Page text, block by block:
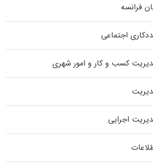
فرانسه
اجتماعی
کسب و کار و امور شهری
اجرایی